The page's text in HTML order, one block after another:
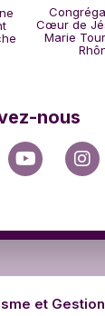
nous
Cœur de
Marie
et